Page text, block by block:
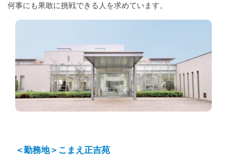
何事にも果敢に挑戦できる人を求めています。
＜勤務地＞こまえ正吉苑